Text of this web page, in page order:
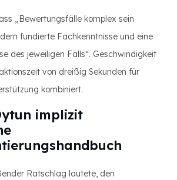
„Bewertungsfälle komplex sein
fundierte Fachkenntnisse und eine
des jeweiligen Falls“. Geschwindigkeit
von dreißig Sekunden für
kombiniert.
implizit
Ratschlag lautete, den